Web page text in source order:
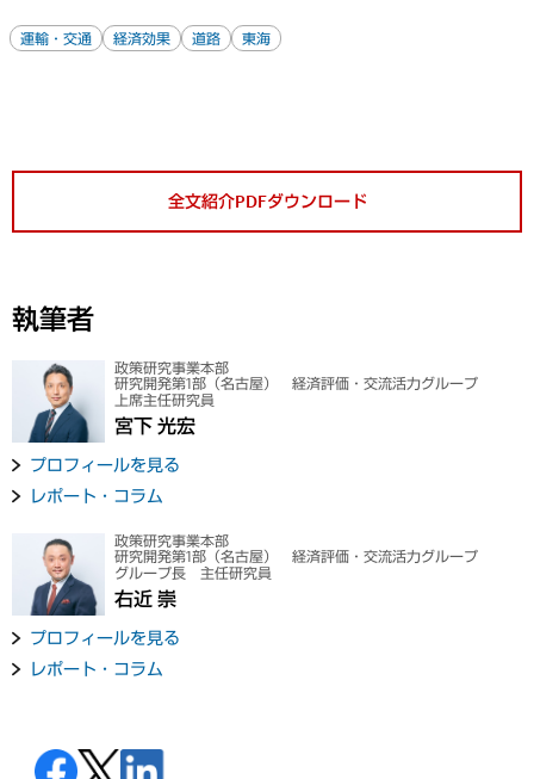
運輸・交通 経済効果 道路 東海
全文紹介PDFダウンロード
執筆者
政策研究事業本部
研究開発第1部（名古屋） 経済評価・交流活力グループ
上席主任研究員
宮下 光宏
プロフィールを見る
レポート・コラム
政策研究事業本部
研究開発第1部（名古屋） 経済評価・交流活力グループ
グループ長 主任研究員
右近 崇
プロフィールを見る
レポート・コラム